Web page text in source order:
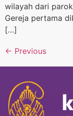
wilayah dari
Gereja pertama
[…]
← Previous